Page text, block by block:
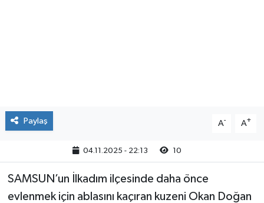
Paylaş A- A+
04.11.2025 - 22:13 10
SAMSUN’un İlkadım ilçesinde daha önce
evlenmek için ablasını kaçıran kuzeni Okan Doğan